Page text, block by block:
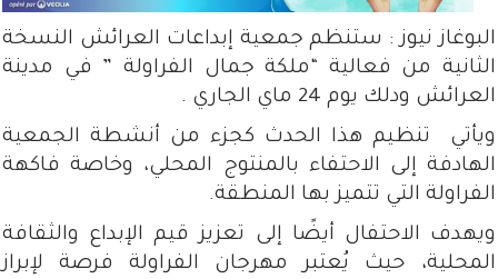
البوغاز نيوز : ستنظم جمعية إبداعات العرائش النسخة
الثانية من فعالية “ملكة جمال الفراولة ” في مدينة
العرائش ودلك يوم 24 ماي الجاري .
ويأتي تنظيم هذا الحدث كجزء من أنشطة الجمعية
الهادفة إلى الاحتفاء بالمنتوج المحلي، وخاصة فاكهة
الفراولة التي تتميز بها المنطقة.
ويهدف الاحتفال أيضًا إلى تعزيز قيم الإبداع والثقافة
المحلية، حيث يُعتبر مهرجان الفراولة فرصة لإبراز